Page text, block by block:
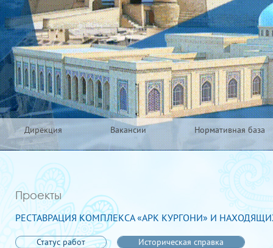
Дирекция Вакансии Нормативная база
Проекты
РЕСТАВРАЦИЯ КОМПЛЕКСА «АРК КУРГОНИ» И
Статус работ Историческая справка